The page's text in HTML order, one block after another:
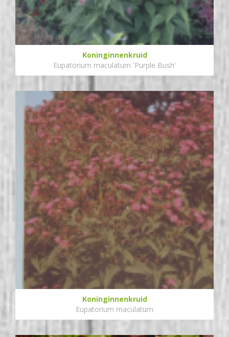
Koninginnenkruid
Eupatorium maculatum 'Purple Bush'
Koninginnenkruid
Eupatorium maculatum